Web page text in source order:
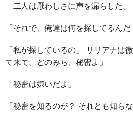
二人は厭わしさに声を漏らした。
「それで、俺達は何を探してるんだ
「私が探しているの」 リリアナは
て来て。どのみち、秘密よ」
「秘密は嫌いだよ」
「秘密を知るのが？ それとも知ら